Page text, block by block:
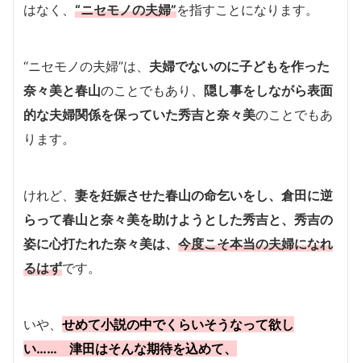
はなく、 “ニセモノの夫婦”を指すことになります。
“ニセモノの夫婦”は、 夫婦でないのに子どもを作った
奈々美と春山のことでもあり、 隠し事をしながら表面
的な夫婦関係を保っていた秀吉と奈々美のことでもあ
ります。
けれど、 妻を妊娠させた春山の命乞いをし、倉田に逆
らって春山と奈々美を助けようとした秀吉と、秀吉の
姿に心打たれた奈々美は、 今度こそ本当の夫婦になれ
るはずです。
いや、 せめて小説の中でくらいそうなって欲し
い…… 津田はそんな期待を込めて、